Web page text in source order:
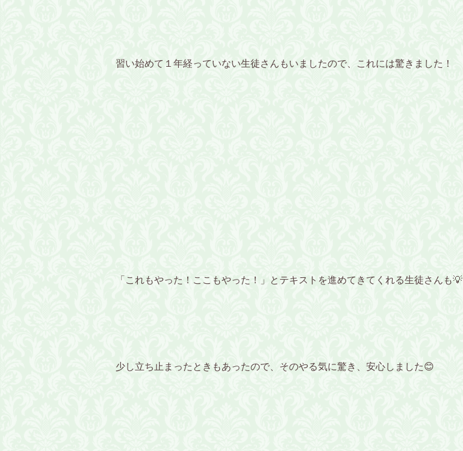
習い始めて１年経っていない生徒さんもいましたので、これには驚きました！
「これもやった！ここもやった！」とテキストを進めてきてくれる生徒さんも💡
少し立ち止まったときもあったので、そのやる気に驚き、安心しました😊